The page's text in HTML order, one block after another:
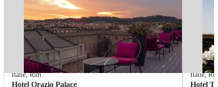
Itálie,Řím
Hotel Orazio Palace
Itálie,
Hotel